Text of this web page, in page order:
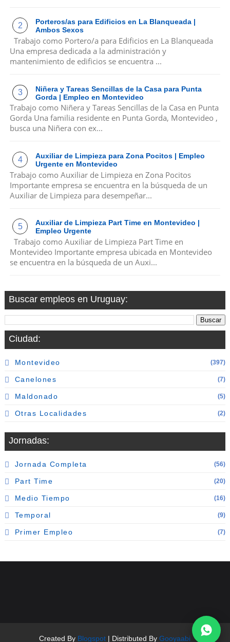
Porteros/as para Edificios en La Blanqueada |
Ambos Sexos
Trabajo como Portero/a para Edificios en La Blanqueada
Una empresa dedicada a la administración y
mantenimiento de edificios se encuentra ...
Niñera y Tareas Sencillas de la Casa para Punta
Gorda | Empleo en Montevideo
Trabajo como Niñera y Tareas Sencillas de la Casa en Punta
Gorda Una familia residente en Punta Gorda, Montevideo ,
busca una Niñera con ex...
Auxiliar de Limpieza para Zona Pocitos | Empleo
Urgente en Montevideo
Trabajo como Auxiliar de Limpieza en Zona Pocitos
Importante empresa se encuentra en la búsqueda de un
Auxiliar de Limpieza para desempeñar...
Auxiliar de Limpieza Part Time en Montevideo |
Empleo Urgente
Trabajo como Auxiliar de Limpieza Part Time en
Montevideo Importante empresa ubicada en Montevideo
se encuentra en la búsqueda de un Auxi...
Buscar empleos en Uruguay:
Ciudad:
Montevideo (397)
Canelones (7)
Maldonado (5)
Otras Localidades (2)
Jornadas:
Jornada Completa (56)
Part Time (20)
Medio Tiempo (16)
Temporal (9)
Primer Empleo (7)
Created By Blogspot | Distributed ByGooyaabi